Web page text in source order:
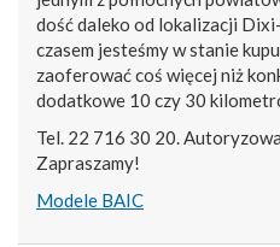
dość daleko od lokalizacji
czasem jesteśmy w stanie
zaoferować coś więcej niż
dodatkowe 10 czy 30
Tel. 22 716 30 20.
Zapraszamy!
Modele BAIC